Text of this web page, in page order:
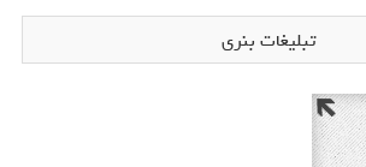
تبلیغات بنری